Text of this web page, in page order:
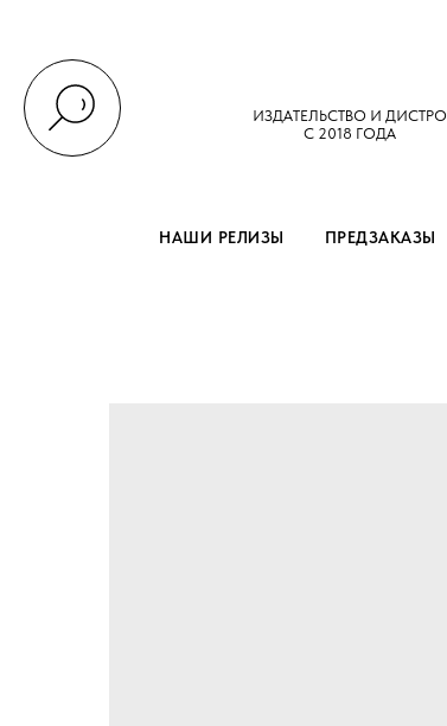
ИЗДАТЕЛЬСТВО И ДИСТРО
С 2018 ГОДА
НАШИ РЕЛИЗЫ ПРЕДЗАКАЗЫ